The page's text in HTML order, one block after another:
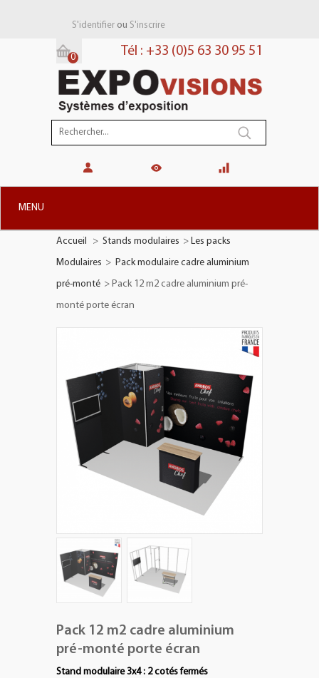
S'identifierou S'inscrire
Tél : +33 (0)5 63 30 95 51
Panier:
0
MENU
STANDS MODULAIRES
PLV EXTÉRIEURES
IMPRESSION GRAND FORMAT
Accueil > Stands modulaires > Les packs
Modulaires > Pack modulaire cadre aluminium
pré-monté > Pack 12 m2 cadre aluminium pré-
monté porte écran
Pack 12 m2 cadre aluminium
pré-monté porte écran
Stand modulaire 3x4 : 2 cotés fermés